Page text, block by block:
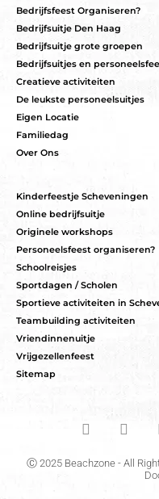
Bedrijfsfeest Organiseren?
Bedrijfsuitje Den Haag
Bedrijfsuitje grote groepen
Bedrijfsuitjes en
Creatieve activiteiten
De leukste personeelsuitjes
Eigen Locatie
Familiedag
Over Ons
Kinderfeestje Scheveningen
Online bedrijfsuitje
Originele workshops
Personeelsfeest organiseren?
Schoolreisjes
Sportdagen / Scholen
Sportieve activiteiten in
Teambuilding activiteiten
Vriendinnenuitje
Vrijgezellenfeest
Sitemap
Ⓒ 2025 Beachzone - All